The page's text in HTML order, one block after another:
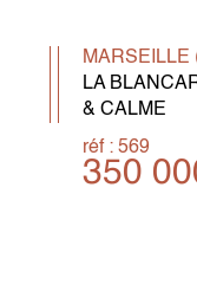
LA
& CALME
réf : 569
350